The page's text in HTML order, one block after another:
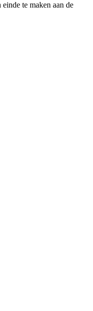
te maken aan de